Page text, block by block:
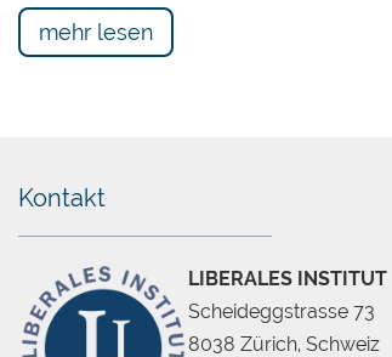
mehr lesen
Kontakt
LIBERALES INSTITUT
Scheideggstrasse 73
8038 Zürich, Schweiz